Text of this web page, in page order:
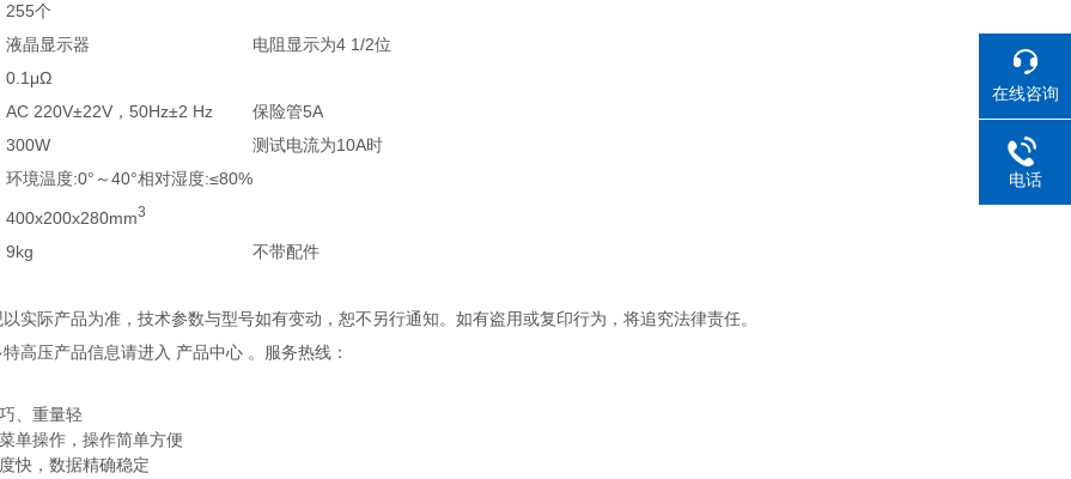
255个
液晶显示器
电阻显示为4 1/2位
0.1μΩ
AC 220V±22V，50Hz±2 Hz
保险管5A
300W
测试电流为10A时
环境温度:0°～40°相对湿度:≤80%
400x200x280mm3
9kg
不带配件
实际产品为准，技术参数与型号如有变动，恕不另行通知。如有盗用或复印行为，将追究法律责任。
高压产品信息请进入 产品中心 。服务热线：
、重量轻
单操作，操作简单方便
快，数据精确稳定
在线咨询
电话